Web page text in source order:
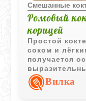
Смешанные
Ромовый
корицей
Простой
соком и
получается
быстро и
спокойного
Вилка